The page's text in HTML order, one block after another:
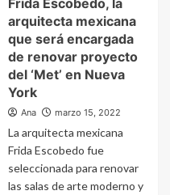
arquitecta mexicana
que será encargada
de renovar proyecto
del ‘Met’ en Nueva
York
Ana marzo 15, 2022
La arquitecta mexicana
Frida Escobedo fue
seleccionada para renovar
las salas de arte moderno y